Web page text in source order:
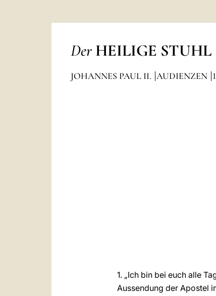
Der HEILIGE STUHL
JOHANNES PAUL II. AUDIENZEN
1. „Ich bin bei euch alle
Aussendung der Apostel